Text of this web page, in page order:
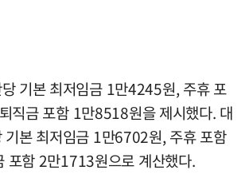
기본 최저임금 1만4245원, 주휴 포
직금 포함 1만8518원을 제시했다. 대
기본 최저임금 1만6702원, 주휴 포함
포함 2만1713원으로 계산했다.